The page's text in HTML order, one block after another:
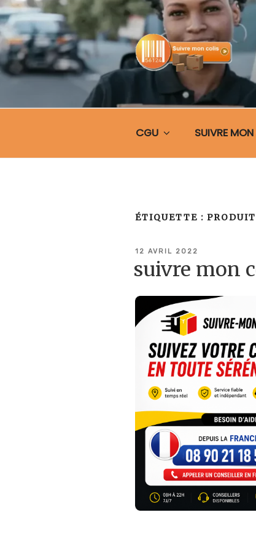
Aller
au
contenu
principal
SUIVRE
CGU SUIVRE
ÉTIQUETTE :
PUBLIÉ
12 AVRIL 2022
suivre mon